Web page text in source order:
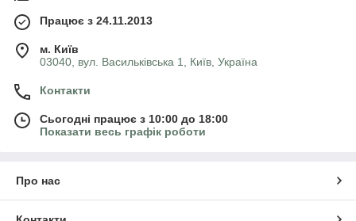
Працює з 24.11.2013
м. Київ
03040, вул. Васильківська 1, Київ, Україна
Контакти
Сьогодні працює з 10:00 до 18:00
Показати весь графік роботи
Про нас